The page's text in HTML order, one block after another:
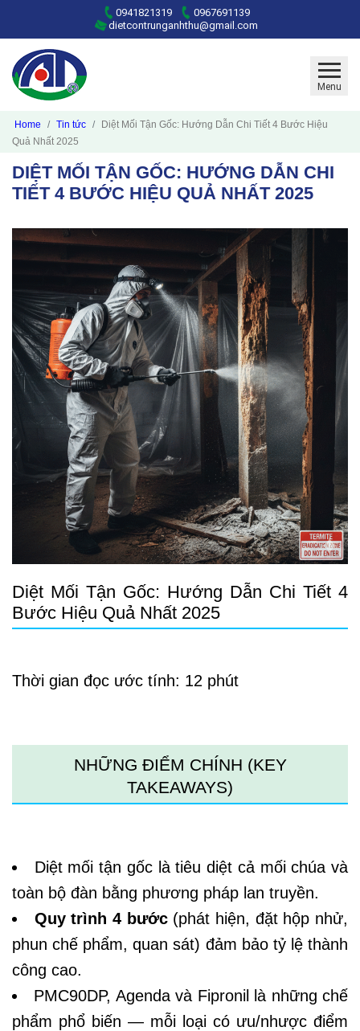
0941821319
0967691139
dietcontrunganhthu@gmail.com
Menu
Home Tin tức
Diệt Mối Tận Gốc: Hướng Dẫn Chi Tiết 4 Bước Hiệu
Quả Nhất 2025
DIỆT MỐI TẬN GỐC: HƯỚNG DẪN CHI
TIẾT 4 BƯỚC HIỆU QUẢ NHẤT 2025
Diệt Mối Tận Gốc: Hướng Dẫn Chi Tiết 4
Bước Hiệu Quả Nhất 2025
Thời gian đọc ước tính: 12 phút
NHỮNG ĐIỂM CHÍNH (KEY
TAKEAWAYS)
Diệt mối tận gốclà tiêu diệt cả mối chúa và
toàn bộ đàn bằng phương pháp lan truyền.
Quy trình 4 bước(phát hiện, đặt hộp nhử,
phun chế phẩm, quan sát) đảm bảo tỷ lệ thành
công cao.
PMC90DP, Agenda và Fipronil là những chế
phẩm phổ biến — mỗi loại có ưu/nhược điểm